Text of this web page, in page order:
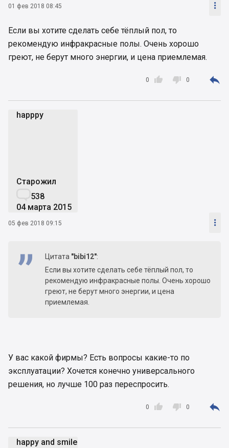
01 фев 2018 08:45 
Если вы хотите сделать себе тёплый пол, то
рекомендую инфракрасные полы. Очень хорошо
греют, не берут много энергии, и цена приемлемая.

0  0 
happpy
Старожил
538
04 марта 2015
05 фев 2018 09:15 
Цитата "bibi12":
Если вы хотите сделать себе тёплый пол, то
рекомендую инфракрасные полы. Очень хорошо
греют, не берут много энергии, и цена
приемлемая.
У вас какой фирмы? Есть вопросы какие-то по
эксплуатации? Хочется конечно универсального
решения, но лучше 100 раз переспросить.

0  0 
happy and smile